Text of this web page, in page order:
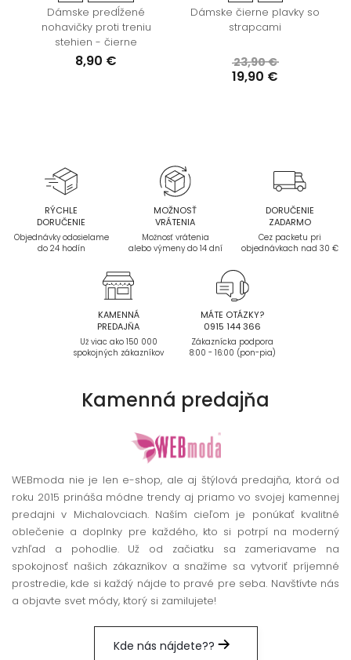
Dámske predĺžené
nohavičky proti treniu
stehien - čierne
8,90 €
Dámske čierne plavky so
strapcami
23,90 €
19,90 €
RÝCHLE
DORUČENIE
Objednávky odosielame
do 24 hodín
MOŽNOSŤ
VRÁTENIA
Možnosť vrátenia
alebo výmeny do 14 dní
DORUČENIE
ZADARMO
Cez packetu pri
objednávkach nad 30 €
KAMENNÁ
PREDAJŇA
Už viac ako 150 000
spokojných zákazníkov
MÁTE OTÁZKY?
0915 144 366
Zákaznícka podpora
8:00 - 16:00 (pon-pia)
Kamenná predajňa
WEBmoda nie je len e-shop, ale aj štýlová predajňa, ktorá od
roku 2015 prináša módne trendy aj priamo vo svojej kamennej
predajni v Michalovciach. Naším cieľom je ponúkať kvalitné
oblečenie a doplnky pre každého, kto si potrpí na moderný
vzhľad a pohodlie. Už od začiatku sa zameriavame na
spokojnosť našich zákazníkov a snažíme sa vytvoriť príjemné
prostredie, kde si každý nájde to pravé pre seba. Navštívte nás
a objavte svet módy, ktorý si zamilujete!
Kde nás nájdete??